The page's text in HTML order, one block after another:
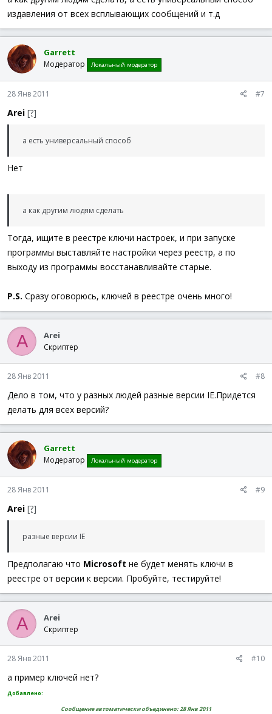
издавления от всех всплывающих сообщений и т.д
Garrett
Модератор Локальный модератор
28 Янв 2011 #7
Arei [?]
а есть универсальный способ
Нет
а как другим людям сделать
Тогда, ищите в реестре ключи настроек, и при запуске
программы выставляйте настройки через реестр, а по
выходу из программы восстанавливайте старые.
P.S. Сразу оговорюсь, ключей в реестре очень много!
A Arei
Скриптер
28 Янв 2011 #8
Дело в том, что у разных людей разные версии IE.Придется
делать для всех версий?
Garrett
Модератор Локальный модератор
28 Янв 2011 #9
Arei [?]
разные версии IE
Предполагаю что Microsoft не будет менять ключи в
реестре от версии к версии. Пробуйте, тестируйте!
A Arei
Скриптер
28 Янв 2011 #10
а пример ключей нет?
Добавлено:
Сообщение автоматически объединено:28 Янв 2011